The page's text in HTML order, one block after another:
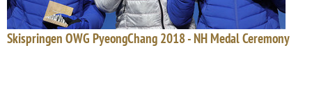
Skispringen OWG PyeongChang 2018 - NH Medal Ceremony